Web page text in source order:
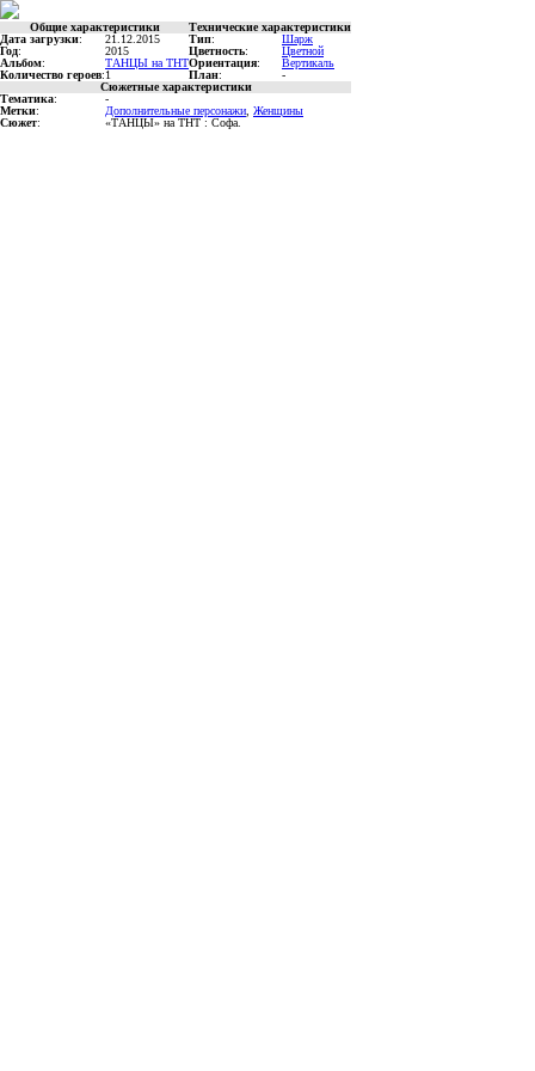
Общие характеристики
Технические характеристики
Дата загрузки: 21.12.2015 Тип:
Шарж
Год: 2015 Цветность:
Цветной
Альбом: ТАНЦЫ на ТНТОриентация:
Вертикаль
Количество героев:1 План:
-
Сюжетные характеристики
Тематика:
-
Метки: Дополнительные персонажи Женщины
Сюжет: «ТАНЦЫ» на ТНТ : Софа.